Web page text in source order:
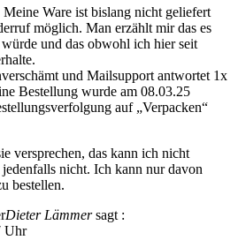
Meine Ware ist bislang nicht geliefert
möglich. Man erzählt mir das es
und das obwohl ich hier seit
und Mailsupport antwortet 1x
Bestellung wurde am 08.03.25
auf „Verpacken“
versprechen, das kann ich nicht
nicht. Ich kann nur davon
bestellen.
Dieter Lämmer sagt :
Uhr